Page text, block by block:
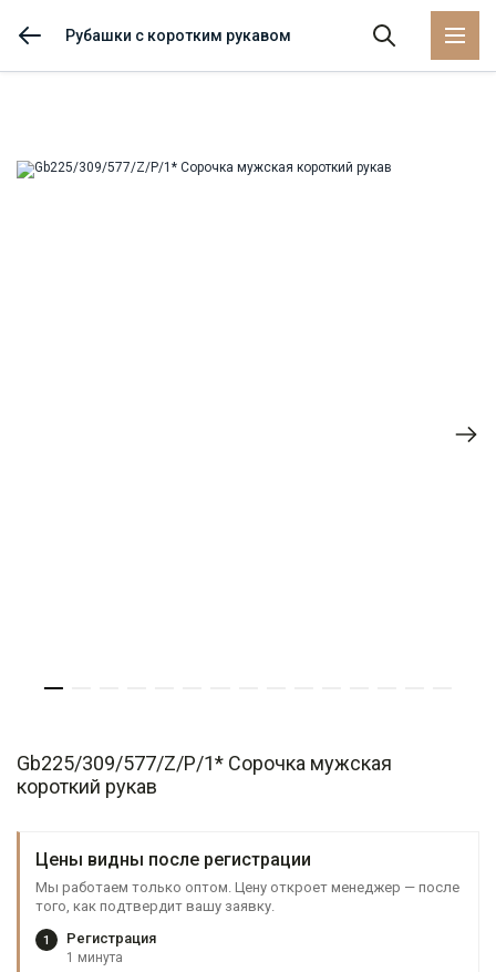
Рубашки с коротким рукавом
Gb225/309/577/Z/P/1* Сорочка мужская
короткий рукав
Цены видны после регистрации
Мы работаем только оптом. Цену откроет менеджер — после
того, как подтвердит вашу заявку.
1 Регистрация
1 минута